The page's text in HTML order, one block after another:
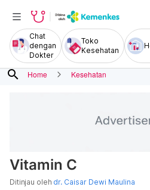
Chat
dengan
Dokter
Toko
Kesehatan
search Home Kesehatan
Vitamin C
Ditinjau oleh dr. Caisar Dewi Maulina